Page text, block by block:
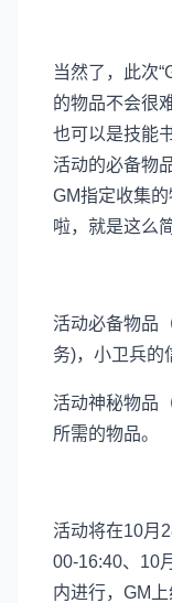
当然了，此次
的物品不会很
也可以是技能
活动的必备物
GM指定收集
啦，就是这么
活动必备物品
务)，小卫兵的
活动神秘物品
所需的物品。
活动将在10月
00-16:40、10
内进行，GM